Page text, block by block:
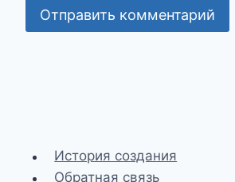
История создания
Обратная связь